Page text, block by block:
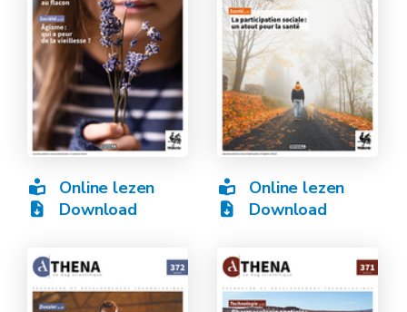
Online lezen
Download
Online lezen
Download